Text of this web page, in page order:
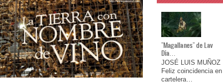
"Magallanes" de Lav
Dia…
JOSÉ LUIS MUÑOZ
Feliz coincidencia en
cartelera…